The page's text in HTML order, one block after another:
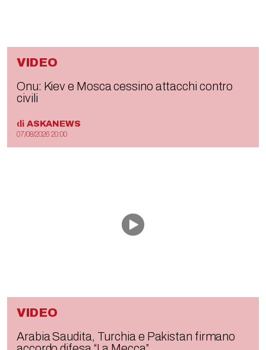
VIDEO
Onu: Kiev e Mosca cessino attacchi contro
civili
di ASKANEWS
07/08/2026 20:00
VIDEO
Arabia Saudita, Turchia e Pakistan firmano